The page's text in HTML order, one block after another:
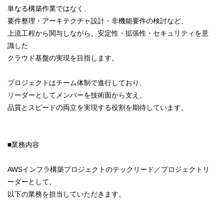
単なる構築作業ではなく、
要件整理・アーキテクチャ設計・非機能要件の検討など、
上流工程から関与しながら、安定性・拡張性・セキュリティを意
識した
クラウド基盤の実現を目指します。
プロジェクトはチーム体制で進行しており、
リーダーとしてメンバーを技術面から支え、
品質とスピードの両立を実現する役割を期待しています。
■業務内容
AWSインフラ構築プロジェクトのテックリード／プロジェクトリ
ーダーとして、
以下の業務を担当していただきます。